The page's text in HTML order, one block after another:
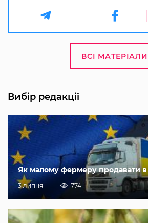
ВСІ МАТЕРІАЛИ
Вибір редакції
Як малому фермеру продавати
3 липня 774